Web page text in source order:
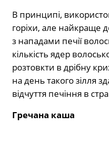
В принципі,
горіхи, але найкраще
з нападами печії
кількість ядер
розтовкти в дрібну
на день такого зілля
відчуття печіння в
Гречана каша